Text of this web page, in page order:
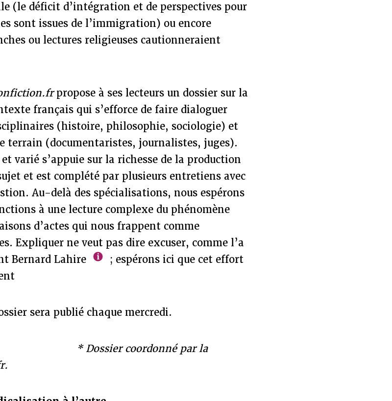
(le déficit d’intégration et de perspectives pour
sont issues de l’immigration) ou encore
ou lectures religieuses cautionneraient
propose à ses lecteurs un dossier sur la
français qui s’efforce de faire dialoguer
(histoire, philosophie, sociologie) et
terrain (documentaristes, journalistes, juges).
varié s’appuie sur la richesse de la production
et est complété par plusieurs entretiens avec
Au-delà des spécialisations, nous espérons
à une lecture complexe du phénomène
d’actes qui nous frappent comme
Expliquer ne veut pas dire excuser, comme l’a
Bernard Lahire
; espérons ici que cet effort
sera publié chaque mercredi.
par la